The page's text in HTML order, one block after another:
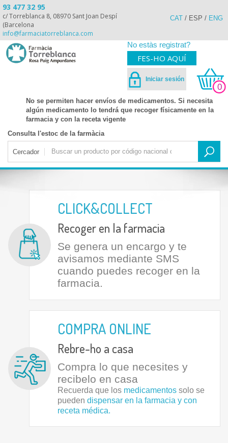
93 477 32 95
c/ Torreblanca 8, 08970 Sant Joan Despí
(Barcelona
info@farmaciatorreblanca.com
CAT / ESP / ENG
No estàs registrat?
FES-HO AQUÍ
Iniciar sesión
0
No se permiten hacer envíos de medicamentos. Si necesita
algún medicamento lo tendrá que recoger físicamente en la
farmacia y con la receta vigente
Consulta l'estoc de la farmàcia
Cercador
CLICK&COLLECT
Recoger en la farmacia
Se genera un encargo y te
avisamos mediante SMS
cuando puedes recoger en la
farmacia.
COMPRA ONLINE
Rebre-ho a casa
Compra lo que necesites y
recibelo en casa
Recuerda que los medicamentos solo se
pueden dispensar en la farmacia y con
receta médica.